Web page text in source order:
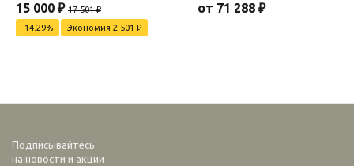
15 000 ₽ 17 501 ₽
-14.29%
Экономия 2 501 ₽
от 71 288 ₽
Подписывайтесь
на новости и акции